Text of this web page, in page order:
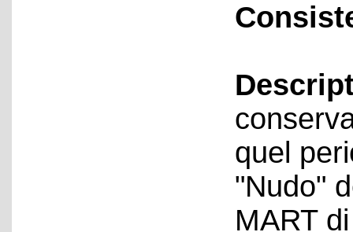
quel
"Nudo"
MART